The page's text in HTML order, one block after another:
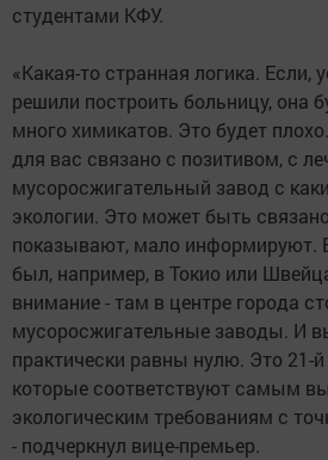
студентами КФУ.
«Какая-то странная логика. Если,
решили построить больницу, она
много химикатов. Это будет
для вас связано с позитивом, с
мусоросжигательный завод с
экологии. Это может быть
показывают, мало информируют.
был, например, в Токио или
внимание - там в центре города
мусоросжигательные заводы. И
практически равны нулю. Это 21-й
которые соответствуют самым
экологическим требованиям с
- подчеркнул вице-премьер.